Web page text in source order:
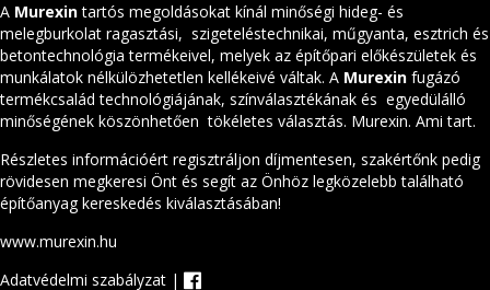
A Murexintartós megoldásokat kínál minőségi hideg- és
melegburkolat ragasztási, szigeteléstechnikai, műgyanta, esztrich és
betontechnológia termékeivel, melyek az építőpari előkészületek és
munkálatok nélkülözhetetlen kellékeivé váltak. A Murexin fugázó
termékcsalád technológiájának, színválasztékának és egyedülálló
minőségének köszönhetően tökéletes választás. Murexin. Ami tart.
Részletes információért regisztráljon díjmentesen, szakértőnk pedig
rövidesen megkeresi Önt és segít az Önhöz legközelebb található
építőanyag kereskedés kiválasztásában!
www.murexin.hu
Adatvédelmi szabályzat |